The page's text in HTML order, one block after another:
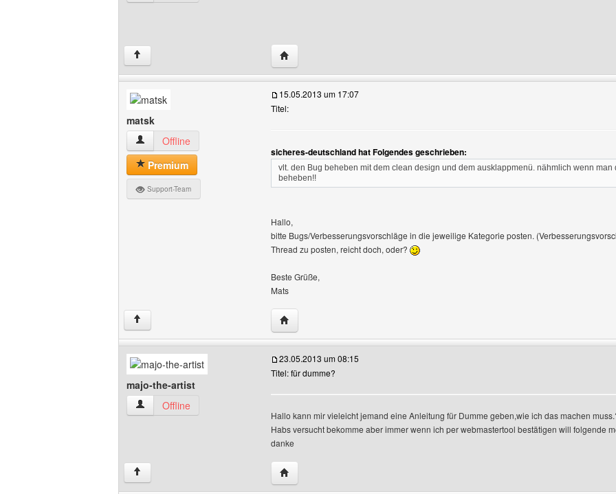
↑ Website dieses Benutzers besuchen: sicheres-deutschland
matsk
matsk Benutzer-Profile anzeigen
Offline
Premium
Support-Team
15.05.2013 um 17:07
Titel:
sicheres-deutschland hat Folgendes geschrieben:
vlt. den Bug beheben mit dem clean design und dem ausklappmenü. nähmlich wenn
beheben!!
Hallo,
bitte Bugs/Verbesserungsvorschläge in die jeweilige Kategorie posten.
Thread zu posten, reicht doch, oder?
Beste Grüße,
Mats
↑ Website dieses Benutzers besuchen: matsk
majo-the-artist
majo-the-artist Benutzer-Profile anzeigen
Offline
23.05.2013 um 08:15
Titel: für dumme?
Hallo kann mir vieleicht jemand eine Anleitung für Dumme geben,wie ich das machen
Habs versucht bekomme aber immer wenn ich per webmastertool bestätigen will folgende
danke
↑ Website dieses Benutzers besuchen: majo-the-artist